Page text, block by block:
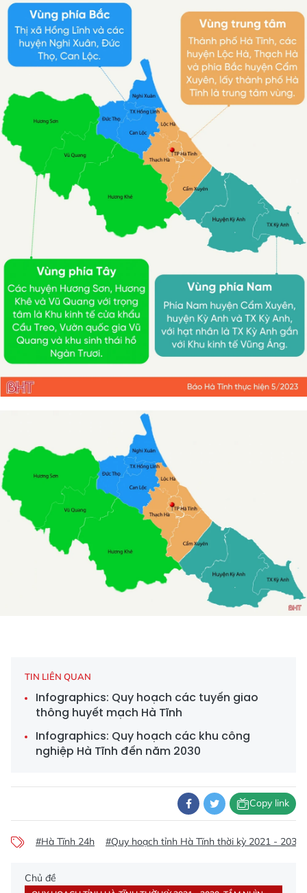
TIN LIÊN QUAN
Infographics: Quy hoạch các tuyến giao
thông huyết mạch Hà Tĩnh
Infographics: Quy hoạch các khu công
nghiệp Hà Tĩnh đến năm 2030
Copy link
#Hà Tĩnh 24h #Quy hoạch tỉnh Hà Tĩnh thời kỳ 2021 - 2030
Chủ đề